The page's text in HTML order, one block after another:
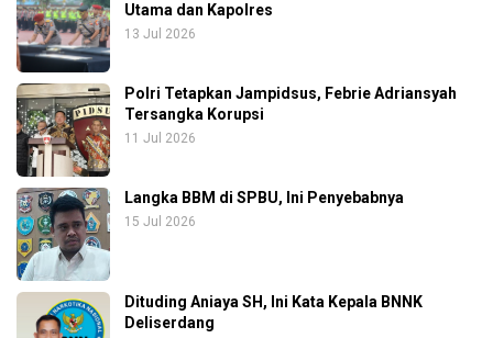
Utama dan Kapolres
13 Jul 2026
Polri Tetapkan Jampidsus, Febrie Adriansyah
Tersangka Korupsi
11 Jul 2026
Langka BBM di SPBU, Ini Penyebabnya
15 Jul 2026
Dituding Aniaya SH, Ini Kata Kepala BNNK
Deliserdang